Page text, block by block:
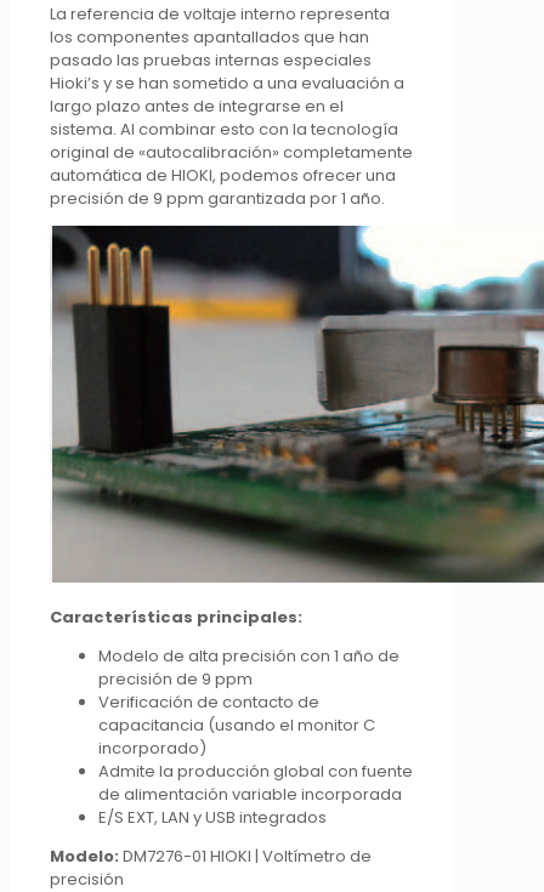
La referencia de voltaje interno representa
los componentes apantallados que han
pasado las pruebas internas especiales
Hioki’s y se han sometido a una evaluación a
largo plazo antes de integrarse en el
sistema. Al combinar esto con la tecnología
original de «autocalibración» completamente
automática de HIOKI, podemos ofrecer una
precisión de 9 ppm garantizada por 1 año.
Características principales:
Modelo de alta precisión con 1 año de
precisión de 9 ppm
Verificación de contacto de
capacitancia (usando el monitor C
incorporado)
Admite la producción global con fuente
de alimentación variable incorporada
E/S EXT, LAN y USB integrados
Modelo: DM7276-01 HIOKI | Voltímetro de
precisión